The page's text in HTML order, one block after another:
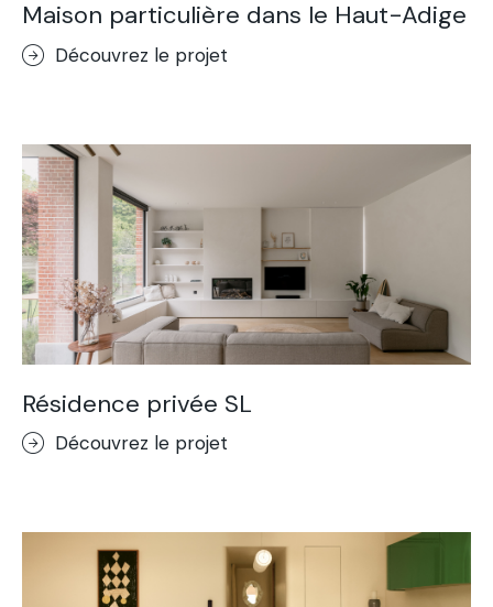
Maison particulière dans le Haut-Adige
Découvrez le projet
Résidence privée SL
Découvrez le projet